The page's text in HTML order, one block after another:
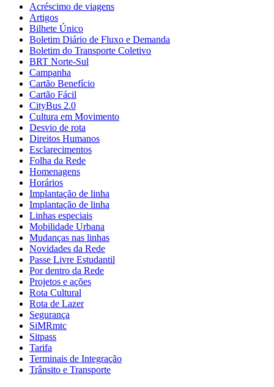
Acréscimo de viagens
Artigos
Bilhete Único
Boletim Diário de Fluxo e Demanda
Boletim do Transporte Coletivo
BRT Norte-Sul
Campanha
Cartão Benefício
Cartão Fácil
CityBus 2.0
Cultura em Movimento
Desvio de rota
Direitos Humanos
Esclarecimentos
Folha da Rede
Homenagens
Horários
Implantação de linha
Implantação de linha
Linhas especiais
Mobilidade Urbana
Mudanças nas linhas
Novidades da Rede
Passe Livre Estudantil
Por dentro da Rede
Projetos e ações
Rota Cultural
Rota de Lazer
Segurança
SiMRmtc
Sitpass
Tarifa
Terminais de Integração
Trânsito e Transporte